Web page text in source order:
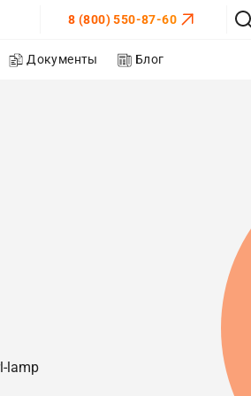
8 (800) 550-87-60
Документы Блог